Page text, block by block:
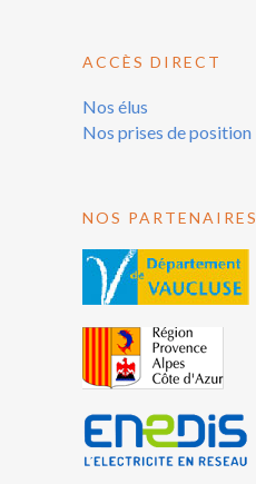
ACCÈS DIRECT
Nos élus
Nos prises de position
NOS PARTENAIRES